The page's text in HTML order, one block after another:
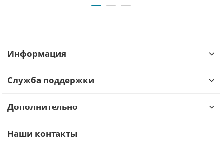
Информация
Служба поддержки
Дополнительно
Наши контакты